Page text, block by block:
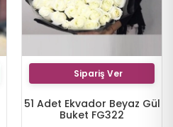
Sipariş Ver
51 Adet Ekvador Beyaz Gül
Buket FG322